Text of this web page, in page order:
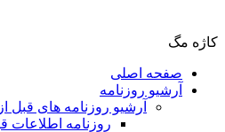
کاژه مگ
صفحه اصلی
آرشیو روزنامه
آرشیو روزنامه های قبل
روزنامه اطلاعات